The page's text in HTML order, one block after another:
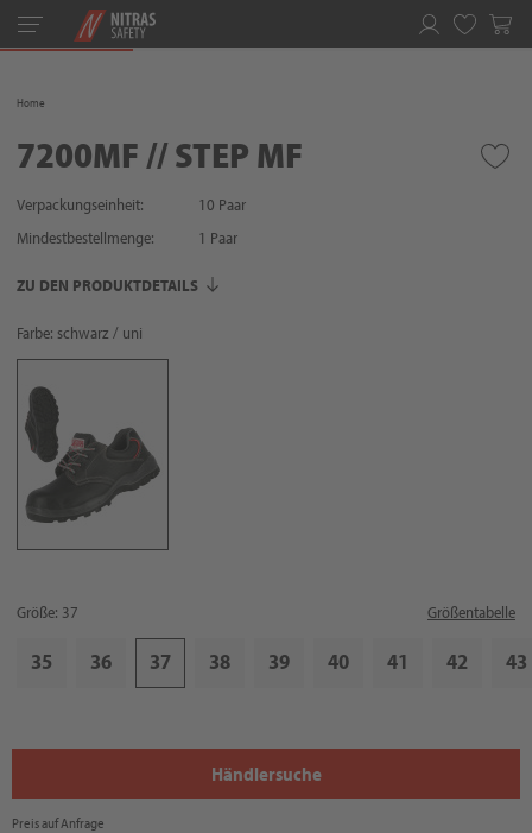
Toggle
navigation
Home
7200MF // STEP MF
Verpackungseinheit:
10 Paar
Mindestbestellmenge:
1 Paar
ZU DEN PRODUKTDETAILS
Farbe: schwarz / uni
Größe: 37 Größentabelle
35 36 37 38 39 40 41 42 43
Händlersuche
Preis auf Anfrage